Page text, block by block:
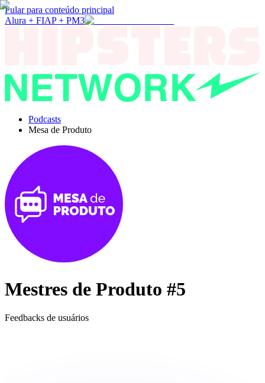
Pular para conteúdo principal
Alura + FIAP + PM3
Podcasts
Mesa de Produto
Mestres de Produto #5
Feedbacks de usuários